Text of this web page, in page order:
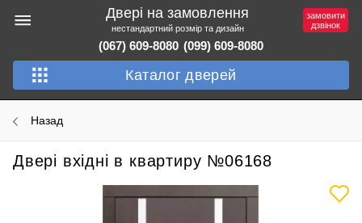
Двері на замовлення
нестандартний розмір та дизайн
(067) 609-8080 (099) 609-8080
Каталог дверей
замовити
дзвінок
Назад
Двері вхідні в квартиру №06168